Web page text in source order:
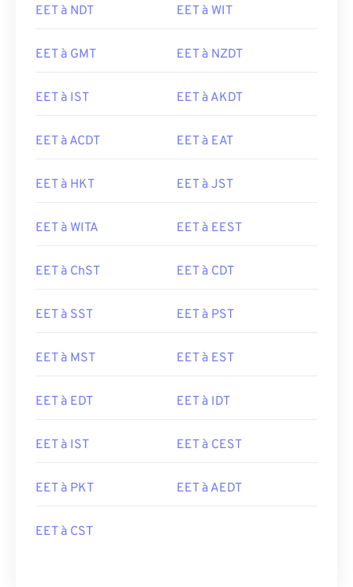
EET à NDT EET à WIT
EET à GMT EET à NZDT
EET à IST EET à AKDT
EET à ACDT EET à EAT
EET à HKT EET à JST
EET à WITA EET à EEST
EET à ChST EET à CDT
EET à SST EET à PST
EET à MST EET à EST
EET à EDT EET à IDT
EET à IST EET à CEST
EET à PKT EET à AEDT
EET à CST